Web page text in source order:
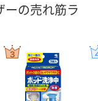
ーの売れ筋ラ